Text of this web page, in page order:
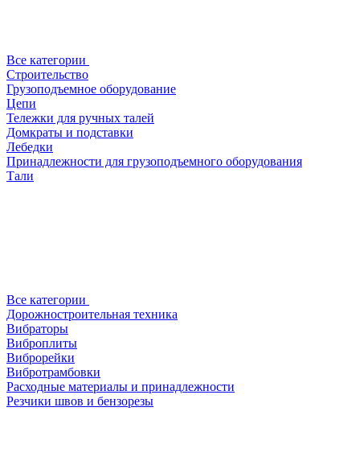
Все категории
Строительство
Грузоподъемное оборудование
Цепи
Тележки для ручных талей
Домкраты и подставки
Лебедки
Принадлежности для грузоподъемного оборудования
Тали
Все категории
Дорожностроительная техника
Вибраторы
Виброплиты
Виброрейки
Вибротрамбовки
Расходные материалы и принадлежности
Резчики швов и бензорезы